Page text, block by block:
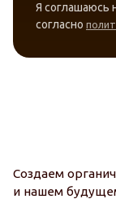
Я соглашаюсь
согласно
Создаем
и нашем